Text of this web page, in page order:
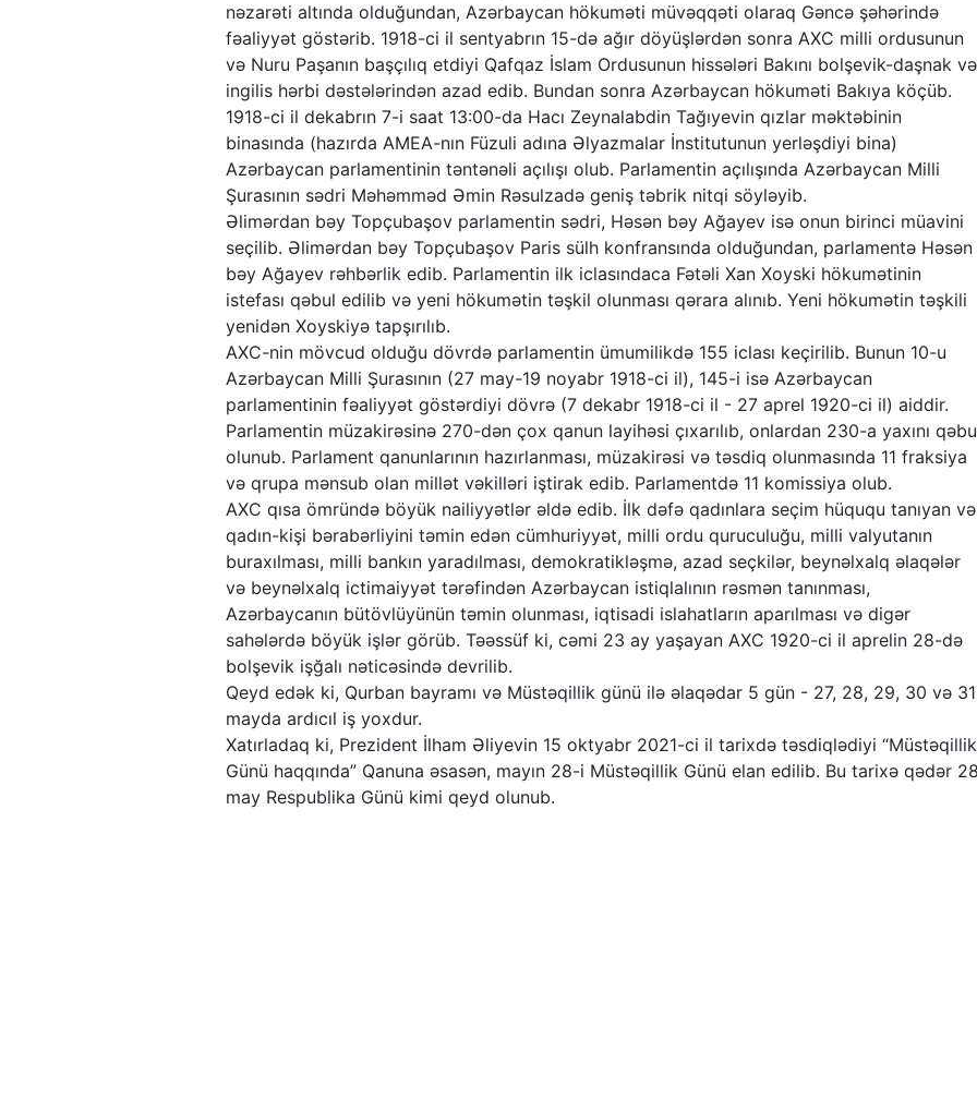
nəzarəti altında olduğundan, Azərbaycan hökuməti müvəqqəti olaraq Gəncə şəhərində
fəaliyyət göstərib. 1918-ci il sentyabrın 15-də ağır döyüşlərdən sonra AXC milli ordusunun
və Nuru Paşanın başçılıq etdiyi Qafqaz İslam Ordusunun hissələri Bakını bolşevik-daşnak və
ingilis hərbi dəstələrindən azad edib. Bundan sonra Azərbaycan hökuməti Bakıya köçüb.
1918-ci il dekabrın 7-i saat 13:00-da Hacı Zeynalabdin Tağıyevin qızlar məktəbinin
binasında (hazırda AMEA-nın Füzuli adına Əlyazmalar İnstitutunun yerləşdiyi bina)
Azərbaycan parlamentinin təntənəli açılışı olub. Parlamentin açılışında Azərbaycan Milli
Şurasının sədri Məhəmməd Əmin Rəsulzadə geniş təbrik nitqi söyləyib.
Əlimərdan bəy Topçubaşov parlamentin sədri, Həsən bəy Ağayev isə onun birinci müavini
seçilib. Əlimərdan bəy Topçubaşov Paris sülh konfransında olduğundan, parlamentə Həsən
bəy Ağayev rəhbərlik edib. Parlamentin ilk iclasındaca Fətəli Xan Xoyski hökumətinin
istefası qəbul edilib və yeni hökumətin təşkil olunması qərara alınıb. Yeni hökumətin təşkili
yenidən Xoyskiyə tapşırılıb.
AXC-nin mövcud olduğu dövrdə parlamentin ümumilikdə 155 iclası keçirilib. Bunun 10-u
Azərbaycan Milli Şurasının (27 may-19 noyabr 1918-ci il), 145-i isə Azərbaycan
parlamentinin fəaliyyət göstərdiyi dövrə (7 dekabr 1918-ci il - 27 aprel 1920-ci il) aiddir.
Parlamentin müzakirəsinə 270-dən çox qanun layihəsi çıxarılıb, onlardan 230-a yaxını
olunub. Parlament qanunlarının hazırlanması, müzakirəsi və təsdiq olunmasında 11 fraksiya
və qrupa mənsub olan millət vəkilləri iştirak edib. Parlamentdə 11 komissiya olub.
AXC qısa ömründə böyük nailiyyətlər əldə edib. İlk dəfə qadınlara seçim hüququ tanıyan və
qadın-kişi bərabərliyini təmin edən cümhuriyyət, milli ordu quruculuğu, milli valyutanın
buraxılması, milli bankın yaradılması, demokratikləşmə, azad seçkilər, beynəlxalq əlaqələr
və beynəlxalq ictimaiyyət tərəfindən Azərbaycan istiqlalının rəsmən tanınması,
Azərbaycanın bütövlüyünün təmin olunması, iqtisadi islahatların aparılması və digər
sahələrdə böyük işlər görüb. Təəssüf ki, cəmi 23 ay yaşayan AXC 1920-ci il aprelin 28-də
bolşevik işğalı nəticəsində devrilib.
Qeyd edək ki, Qurban bayramı və Müstəqillik günü ilə əlaqədar 5 gün - 27, 28, 29, 30 və 31
mayda ardıcıl iş yoxdur.
Xatırladaq ki, Prezident İlham Əliyevin 15 oktyabr 2021-ci il tarixdə təsdiqlədiyi “Müstəqillik
Günü haqqında” Qanuna əsasən, mayın 28-i Müstəqillik Günü elan edilib. Bu tarixə qədər 28
may Respublika Günü kimi qeyd olunub.